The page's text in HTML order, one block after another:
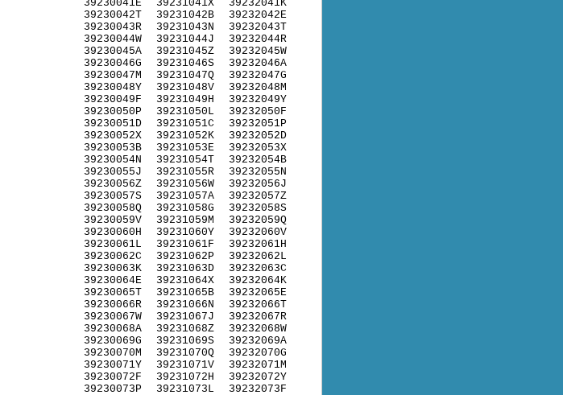
39230041E
39230042T
39230043R
39230044W
39230045A
39230046G
39230047M
39230048Y
39230049F
39230050P
39230051D
39230052X
39230053B
39230054N
39230055J
39230056Z
39230057S
39230058Q
39230059V
39230060H
39230061L
39230062C
39230063K
39230064E
39230065T
39230066R
39230067W
39230068A
39230069G
39230070M
39230071Y
39230072F
39230073P
39231041X
39231042B
39231043N
39231044J
39231045Z
39231046S
39231047Q
39231048V
39231049H
39231050L
39231051C
39231052K
39231053E
39231054T
39231055R
39231056W
39231057A
39231058G
39231059M
39231060Y
39231061F
39231062P
39231063D
39231064X
39231065B
39231066N
39231067J
39231068Z
39231069S
39231070Q
39231071V
39231072H
39231073L
39232041K
39232042E
39232043T
39232044R
39232045W
39232046A
39232047G
39232048M
39232049Y
39232050F
39232051P
39232052D
39232053X
39232054B
39232055N
39232056J
39232057Z
39232058S
39232059Q
39232060V
39232061H
39232062L
39232063C
39232064K
39232065E
39232066T
39232067R
39232068W
39232069A
39232070G
39232071M
39232072Y
39232073F